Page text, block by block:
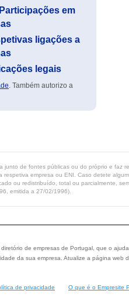
em
ligações a
legais
. Também autorizo a
de fontes públicas ou do próprio e faz
empresa ou ENI. Caso detete
ou redistribuído, total ou parcialmente,
emitida a 27/02/1996).
de empresas de Portugal, que o
da sua empresa. Atualize a página web
de privacidade O que é o Empresite